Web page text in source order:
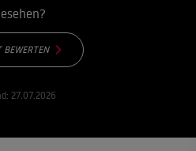
BEWERTEN
27.07.2026